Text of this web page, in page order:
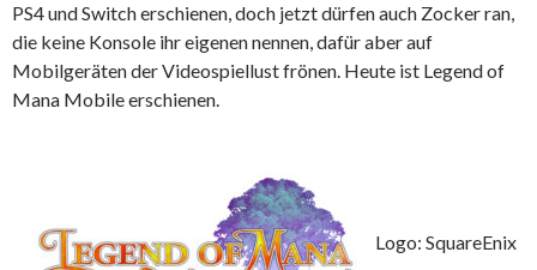
PS4 und Switch erschienen, doch jetzt dürfen auch Zocker ran,
die keine Konsole ihr eigenen nennen, dafür aber auf
Mobilgeräten der Videospiellust frönen. Heute ist Legend of
Mana Mobile erschienen.
Logo: SquareEnix